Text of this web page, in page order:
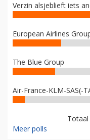
Verzin alsjeblieft iets
European Airlines
The Blue Group
Air-France-KLM-SAS(-
Meer polls